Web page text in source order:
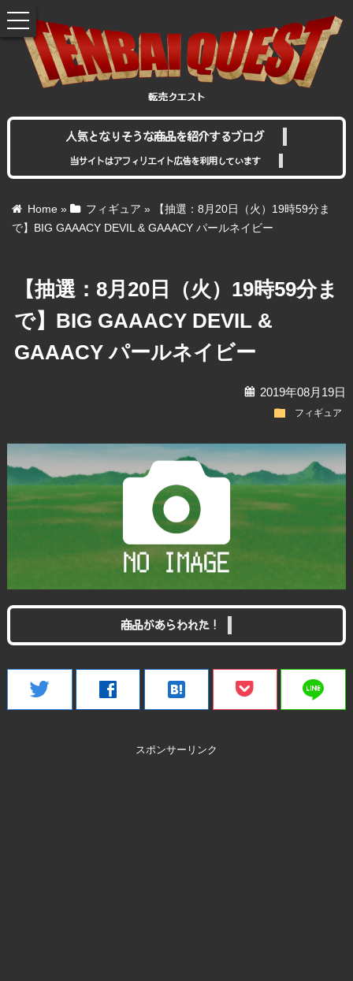
人気となりそうな商品を紹介するブログ
当サイトはアフィリエイト広告を利用しています
Home » フィギュア »
【抽選：8月20日（火）19時59分ま
で】BIG GAAACY DEVIL & GAAACY パールネイビー
【抽選：8月20日（火）19時59分ま
で】BIG GAAACY DEVIL &
GAAACY パールネイビー
calendar2019年08月19日
folder フィギュア
商品があらわれた！
twitter facebook hatenabookmark line
スポンサーリンク
toggle
navigation